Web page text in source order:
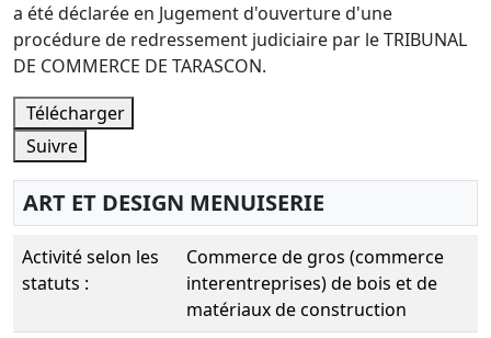
a été déclarée en Jugement d'ouverture d'une
procédure de redressement judiciaire par le TRIBUNAL
DE COMMERCE DE TARASCON.
Télécharger
Suivre
ART ET DESIGN MENUISERIE
Activité selon les
statuts :
Commerce de gros (commerce
interentreprises) de bois et de
matériaux de construction